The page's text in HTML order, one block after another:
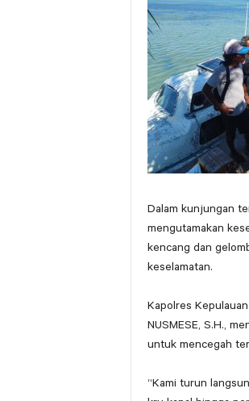
Dalam kunjungan
mengutamakan
kencang dan
keselamatan.
Kapolres Kepulauan
NUSMESE, S.H.,
untuk mencegah
“Kami turun